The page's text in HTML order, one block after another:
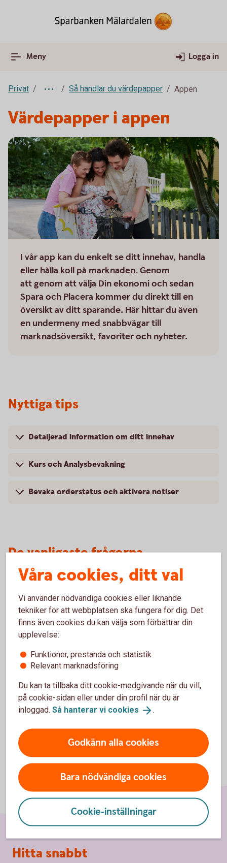
Meny Logga in
Privat Så handlar du värdepapper Appen
Värdepapper i appen
I vår app kan du enkelt se ditt innehav, handla
eller hålla koll på marknaden. Genom
att genom att välja Din ekonomi och sedan
Spara och Placera kommer du direkt till en
översikt av ditt sparande. Här hittar du även
en undermeny med snabbvägar till
marknadsöversikt, favoriter och nyheter.
Nyttiga tips
Detaljerad information om ditt innehav
Kurs och Analysbevakning
Bevaka orderstatus och aktivera notiser
De vanligaste frågorna
Vilka marknader är möjliga att handla på?
Hur skaffar jag en Värdepapperstjänst (depå)?
Vad är köpkraft?
Här hittar du fler frågor ochsvar
Våra cookies, ditt val
Vi använder nödvändiga cookies eller liknande
tekniker för att webbplatsen ska fungera för dig. Det
finns även cookies du kan välja som förbättrar din
upplevelse:
Funktioner, prestanda och statistik
Relevant marknadsföring
Du kan ta tillbaka ditt cookie-medgivande när du vill,
på cookie-sidan eller under din profil när du är
inloggad. Så hanterar vi cookies .
Godkänn alla cookies
Bara nödvändiga cookies
Cookie-inställningar
Sidfot
Hitta snabbt